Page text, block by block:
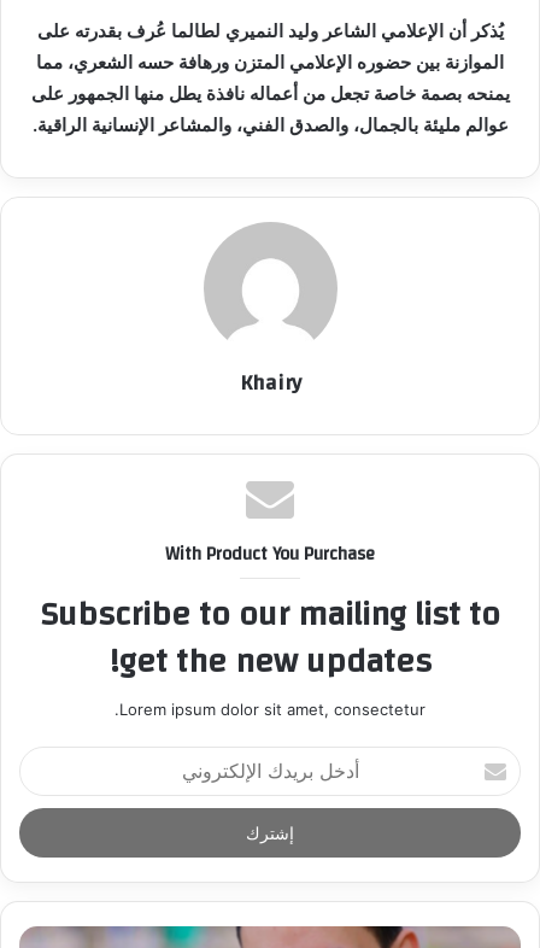
يُذكر أن الإعلامي الشاعر وليد النميري لطالما عُرف بقدرته على
الموازنة بين حضوره الإعلامي المتزن ورهافة حسه الشعري، مما
يمنحه بصمة خاصة تجعل من أعماله نافذة يطل منها الجمهور على
عوالم مليئة بالجمال، والصدق الفني، والمشاعر الإنسانية الراقية.
Khairy
With Product You Purchase
Subscribe to our mailing list to
get the new updates!
Lorem ipsum dolor sit amet, consectetur.
أ
د
خ
ل
ر
د